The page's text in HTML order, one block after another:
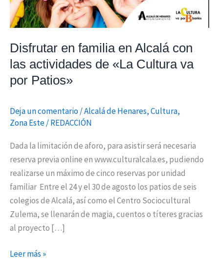
Disfrutar en familia en Alcalá con
las actividades de «La Cultura va
por Patios»
Deja un comentario/Alcalá de Henares,Cultura,
Zona Este/REDACCIÓN
Dada la limitación de aforo, para asistir será necesaria
reserva previa online en www.culturalcala.es, pudiendo
realizarse un máximo de cinco reservas por unidad
familiar Entre el 24 y el 30 de agosto los patios de seis
colegios de Alcalá, así como el Centro Sociocultural
Zulema, se llenarán de magia, cuentos o títeres gracias
al proyecto […]
de
«La
va
por
Patios»
Leer más »